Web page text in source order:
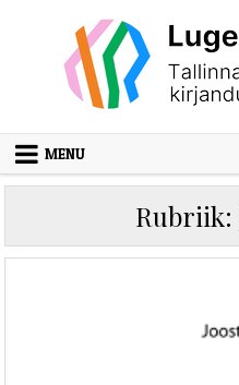
MENU
Rubriik: